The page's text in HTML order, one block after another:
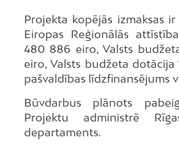
Projekta kopējās izmaksas
Eiropas Reģionālās
480 886 eiro, Valsts
eiro, Valsts budžeta dotācija
pašvaldības līdzfinansējums
Būvdarbus plānots
Projektu administrē
departaments.